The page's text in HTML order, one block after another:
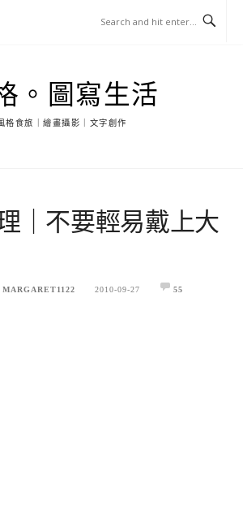
。圖寫生活
格食旅｜繪畫攝影｜文字創作
｜不要輕易戴上大
MARGARET1122 2010-09-27 55